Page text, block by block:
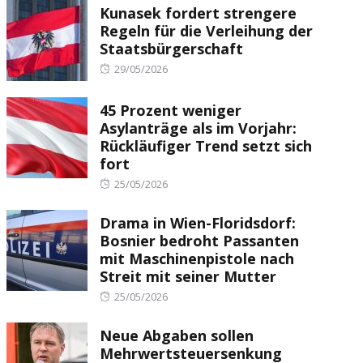
Kunasek fordert strengere
Regeln für die Verleihung der
Staatsbürgerschaft
Posted
29/05/2026
45 Prozent weniger
Asylanträge als im Vorjahr:
Rückläufiger Trend setzt sich
fort
Posted
25/05/2026
Drama in Wien-Floridsdorf:
Bosnier bedroht Passanten
mit Maschinenpistole nach
Streit mit seiner Mutter
Posted
25/05/2026
Neue Abgaben sollen
Mehrwertsteuersenkung